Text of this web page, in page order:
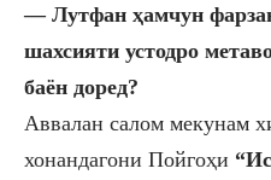
— Лутфан ҳамчун
шахсияти устодро
баён доред?
Аввалан салом мекунам
хонандагони Пойгоҳи